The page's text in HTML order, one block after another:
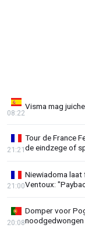
Visma mag
08:22
Tour de France
de eindzege of
21:21
Niewiadoma
Ventoux:
21:00
Domper voor
20:08